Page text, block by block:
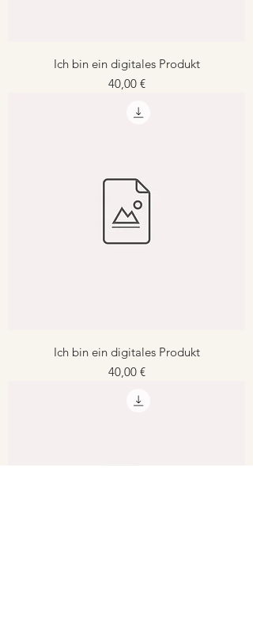
Ich bin ein digitales Produkt
Preis
40,00 €
Ich bin ein digitales Produkt
Preis
40,00 €